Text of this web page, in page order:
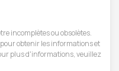
incomplètes ou obsolètes.
obtenir les informations et
plus d'informations, veuillez